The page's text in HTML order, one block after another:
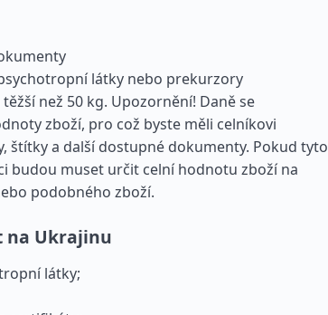
látky nebo prekurzory
než 50 kg. Upozornění! Daně se
zboží, pro což byste měli celníkovi
štítky a další dostupné dokumenty. Pokud tyto
budou muset určit celní hodnotu zboží na
podobného zboží.
na Ukrajinu
látky;